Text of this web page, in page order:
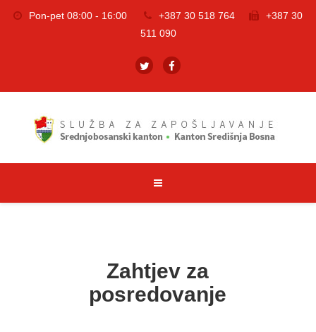
Pon-pet 08:00 - 16:00 +387 30 518 764
+387 30
511 090
Zahtjev za
posredovanje